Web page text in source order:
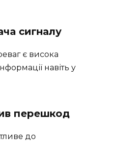
сигналу
є висока
навіть у
перешкод
до